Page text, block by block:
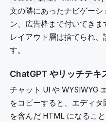
文の隣にあったナビゲー
ン、広告枠まで付いてき
レイアウト層は捨てられ
す。
ChatGPT やリッチテキ
チャット UI や WYSIWYG
をコピーすると、エディタ
を含んだ HTML になるこ